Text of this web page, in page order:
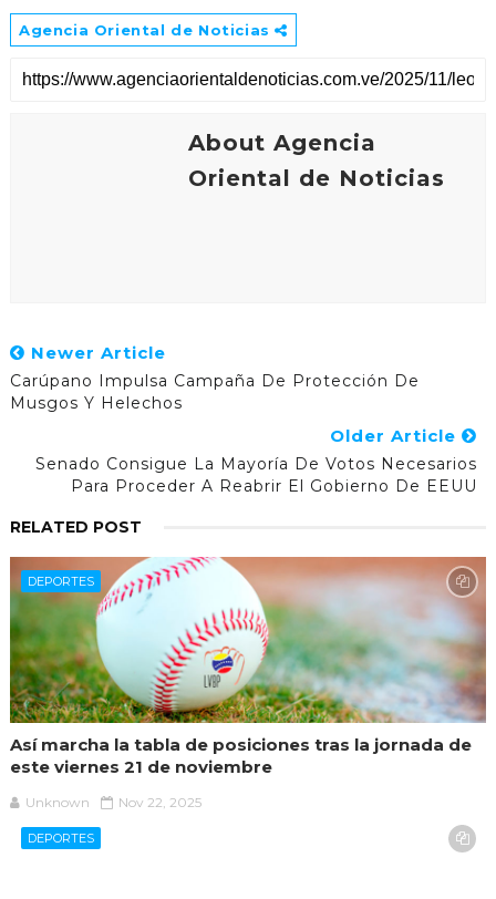
Agencia Oriental de Noticias
About Agencia
Oriental de Noticias
Newer Article
Carúpano Impulsa Campaña De Protección De
Musgos Y Helechos
Older Article
Senado Consigue La Mayoría De Votos Necesarios
Para Proceder A Reabrir El Gobierno De EEUU
RELATED POST
DEPORTES
Así marcha la tabla de posiciones tras la jornada de
este viernes 21 de noviembre
Unknown Nov 22, 2025
DEPORTES